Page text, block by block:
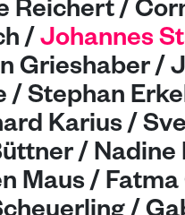
Reichert /
/ Johannes
Grieshaber /
/ Stephan
Karius /
/ Nadine
Maus / Fatma